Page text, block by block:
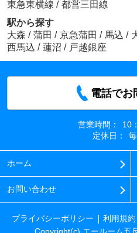
東急東横線 / 都営三田線
駅から探す
大森 / 蒲田 / 京急蒲田 / 馬込 /
西馬込 / 蓮沼 / 戸越銀座
電話でお
営業時間：
10
定休日：
ホーム
お問い合わせ
プライバシーポリシー 利用規約